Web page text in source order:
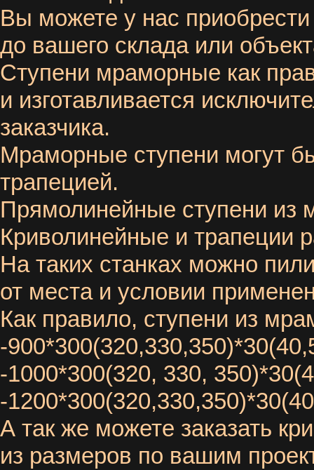
Вы можете у нас приобрести
до вашего склада или
Ступени мраморные как
и изготавливается
заказчика.
Мраморные ступени могут
трапецией.
Прямолинейные ступени из
Криволинейные и трапеции
На таких станках можно
от места и условии
Как правило, ступени из
-
-1000*300(320, 330,
-
А так же можете заказать
из размеров по вашим